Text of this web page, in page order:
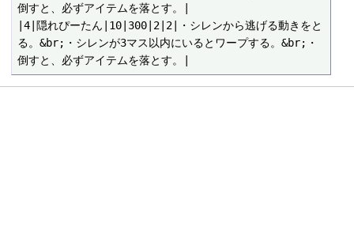
倒すと、必ずアイテムを落とす。|
|4|隠れぴーたん|10|300|2|2|・シレンから逃げる動きをと
る。&br;・シレンが3マス以内にいるとワープする。&br;・